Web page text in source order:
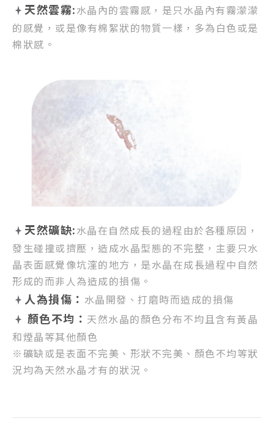
天然雲霧:水晶內的雲霧感， 是只水晶內有霧濛濛
的感覺， 或是像有棉絮狀的物質一樣， 多為白色或是
棉狀感。
天然礦缺:水晶在自然成長的過程由於各種原因，
發生碰撞或擠壓， 造成水晶型態的不完整， 主要只水
晶表面感覺像坑漥的地方， 是水晶在成長過程中自然
形成的而非人為造成的損傷。
人為損傷： 水晶開發、打磨時而造成的損傷
顏色不均： 天然水晶的顏色分布不均且含有黃晶
和煙晶等其他顏色
※礦缺或是表面不完美、形狀不完美、顏色不均等狀
況均為天然水晶才有的狀況。